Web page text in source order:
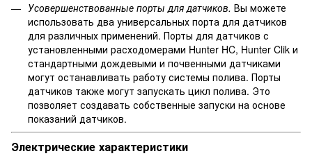
Усовершенствованные порты для датчиков. Вы можете
использовать два универсальных порта для датчиков
для различных применений. Порты для датчиков с
установленными расходомерами Hunter HC, Hunter Clik и
стандартными дождевыми и почвенными датчиками
могут останавливать работу системы полива. Порты
датчиков также могут запускать цикл полива. Это
позволяет создавать собственные запуски на основе
показаний датчиков.
Электрические характеристики